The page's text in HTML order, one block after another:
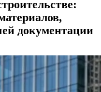
документации